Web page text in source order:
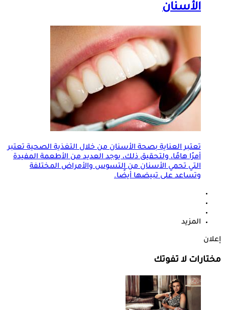
الأسنان
تعتبر العناية بصحة الأسنان من خلال التغذية الصحية تعتبر
أمرًا هامًا، ولتحقيق ذلك، يوجد العديد من الأطعمة المفيدة
التي تحمي الأسنان من التسوس والأمراض المختلفة
وتساعد على تبيضها أيضًا.
المزيد
إعلان
مختارات لا تفوتك